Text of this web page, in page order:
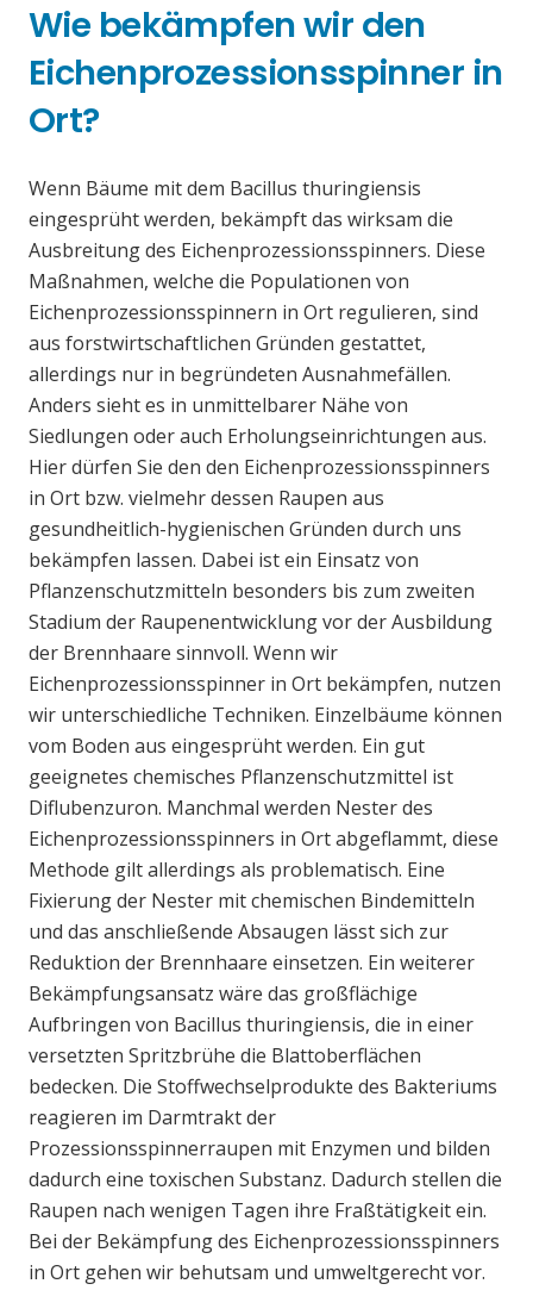
Wie bekämpfen wir den
Eichenprozessionsspinner in
Ort?
Wenn Bäume mit dem Bacillus thuringiensis
eingesprüht werden, bekämpft das wirksam die
Ausbreitung des Eichenprozessionsspinners. Diese
Maßnahmen, welche die Populationen von
Eichenprozessionsspinnern in Ort regulieren, sind
aus forstwirtschaftlichen Gründen gestattet,
allerdings nur in begründeten Ausnahmefällen.
Anders sieht es in unmittelbarer Nähe von
Siedlungen oder auch Erholungseinrichtungen aus.
Hier dürfen Sie den den Eichenprozessionsspinners
in Ort bzw. vielmehr dessen Raupen aus
gesundheitlich-hygienischen Gründen durch uns
bekämpfen lassen. Dabei ist ein Einsatz von
Pflanzenschutzmitteln besonders bis zum zweiten
Stadium der Raupenentwicklung vor der Ausbildung
der Brennhaare sinnvoll. Wenn wir
Eichenprozessionsspinner in Ort bekämpfen, nutzen
wir unterschiedliche Techniken. Einzelbäume können
vom Boden aus eingesprüht werden. Ein gut
geeignetes chemisches Pflanzenschutzmittel ist
Diflubenzuron. Manchmal werden Nester des
Eichenprozessionsspinners in Ort abgeflammt, diese
Methode gilt allerdings als problematisch. Eine
Fixierung der Nester mit chemischen Bindemitteln
und das anschließende Absaugen lässt sich zur
Reduktion der Brennhaare einsetzen. Ein weiterer
Bekämpfungsansatz wäre das großflächige
Aufbringen von Bacillus thuringiensis, die in einer
versetzten Spritzbrühe die Blattoberflächen
bedecken. Die Stoffwechselprodukte des Bakteriums
reagieren im Darmtrakt der
Prozessionsspinnerraupen mit Enzymen und bilden
dadurch eine toxischen Substanz. Dadurch stellen die
Raupen nach wenigen Tagen ihre Fraßtätigkeit ein.
Bei der Bekämpfung des Eichenprozessionsspinners
in Ort gehen wir behutsam und umweltgerecht vor.